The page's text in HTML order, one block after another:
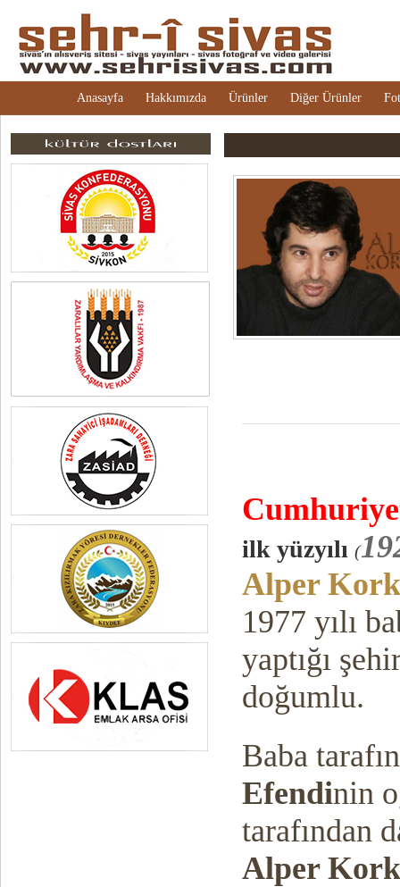
Anasayfa Hakkımızda Ürünler Diğer Ürünler
Cumhuriy
ilk yüzyılı (
Alper
1977 yılı
yaptığı
doğumlu.
Baba
Efendinin
tarafından
Alper